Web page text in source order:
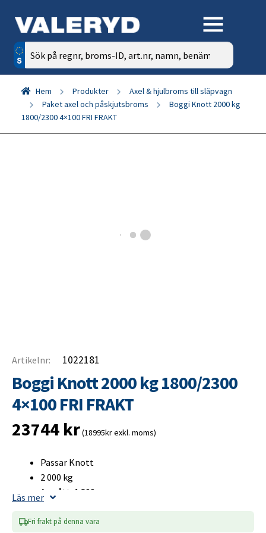
Sök
efter:
Hem Produkter
Axel & hjulbroms till släpvagn
Paket axel och påskjutsbroms
Boggi Knott 2000 kg
1800/2300 4×100 FRI FRAKT
Artikelnr: 1022181
Boggi Knott 2000 kg 1800/2300
4×100 FRI FRAKT
23744 kr(18995kr exkl. moms)
Passar Knott
2 000 kg
A-mått: 1 800 mm
Bultcirkel 4×100
Läs mer
Fri frakt på denna vara